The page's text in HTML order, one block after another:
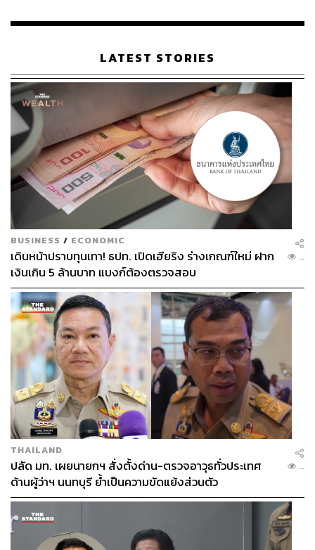
เรือนไทยที่ถูกซุกไว้
LATEST STORIES
BUSINESS / ECONOMIC
เดินหน้าปราบทุนเทา! ธปท. เปิดเฮียริง ร่างเกณฑ์ใหม่ ฝาก
เงินเกิน 5 ล้านบาท แบงก์ต้องตรวจสอบ
...
THAILAND
ปลัด มท. เผยนายกฯ สั่งตั้งด่าน-ตรวจอาวุธทั่วประเทศ
ด้านผู้ว่าฯ นนทบุรี ย้ำเป็นความขัดแย้งส่วนตัว
...